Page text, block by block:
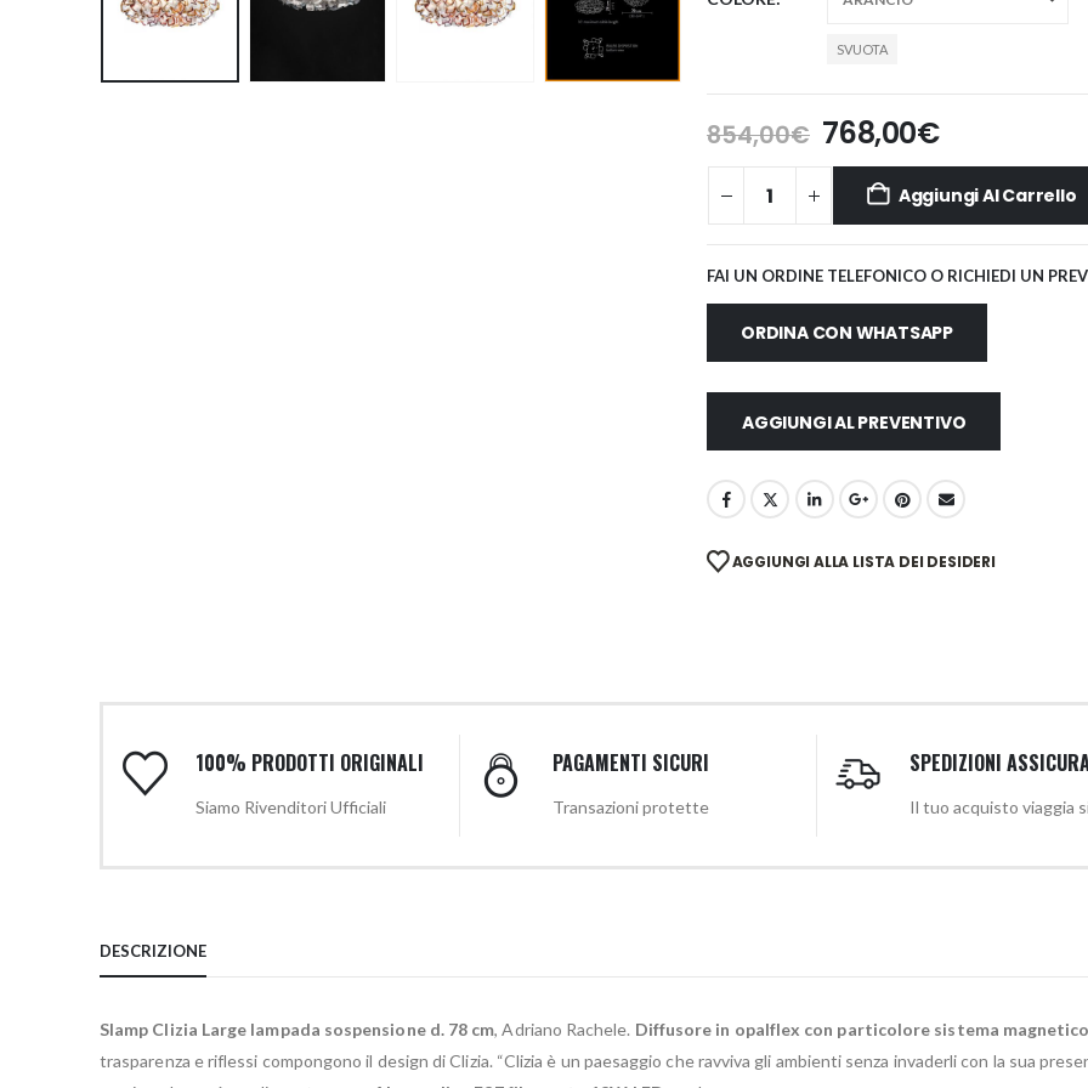
SVUOTA
854,00€ Il
prezzo
originale
era:
854,00€.
768,00€Il
prezzo
attuale
è:
768,00€.
Aggiungi Al Carrello
FAI UN ORDINE TELEFONICO O RICHIEDI UN
ORDINA CON WHATSAPP
AGGIUNGI AL PREVENTIVO
AGGIUNGI ALLA LISTA DEI DESIDERI
100% PRODOTTI ORIGINALI
Siamo Rivenditori Ufficiali
PAGAMENTI SICURI
Transazioni protette
SPEDIZIONI
Il tuo acquisto viaggia
DESCRIZIONE
Slamp Clizia Large lampada sospensione d. 78 cm, Adriano Rachele. Diffusore in opalflex con particolore sistema
trasparenza e riflessi compongono il design di Clizia. “Clizia è un paesaggio che ravviva gli ambienti senza invaderli con la sua